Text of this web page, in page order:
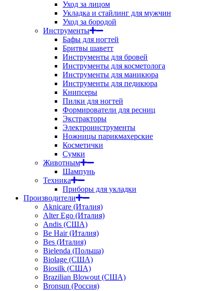
Уход за лицом
Укладка и стайлинг для мужчин
Уход за бородой
Инструменты
Бафы для ногтей
Бритвы шаветт
Инструменты для бровей
Инструменты для косметолога
Инструменты для маникюра
Инструменты для педикюра
Книпсеры
Пилки для ногтей
Формирователи для ресниц
Экстракторы
Электроинструменты
Ножницы парикмахерские
Косметички
Сумки
Животным
Шампунь
Техника
Приборы для укладки
Производители
Aknicare (Италия)
Alter Ego (Италия)
Andis (США)
Be Hair (Италия)
Bes (Италия)
Bielenda (Польша)
Biolage (США)
Biosilk (США)
Brazilian Blowout (США)
Bronsun (Россия)